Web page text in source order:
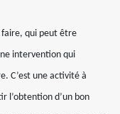
faire, qui peut être
intervention qui
C’est une activité à
l’obtention d’un bon